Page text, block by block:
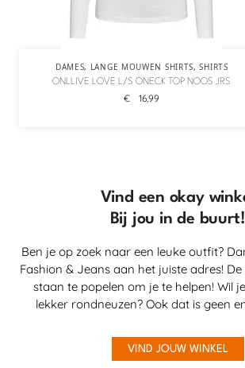
DAMES, LANGE MOUWEN SHIRTS,SHIRTS
ONLLIVE LOVE L/S ONECK TOP NOOS JRS
€ 16,99
Vind een okay
Bij jou in de buurt!
Ben je op zoek naar een leuke outfit?
Fashion & Jeans aan het juiste adres!
staan te popelen om je te helpen! Wil
lekker rondneuzen? Ook dat is geen
VIND JOUW WINKEL